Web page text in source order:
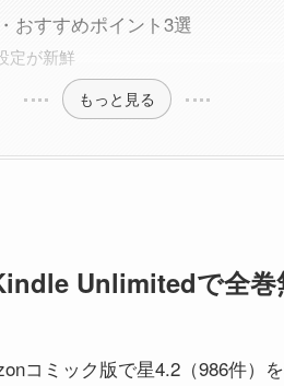
おすすめポイント3選
定が新鮮
もっと見る
Unlimitedで全
コミック版で星4.2（986件）